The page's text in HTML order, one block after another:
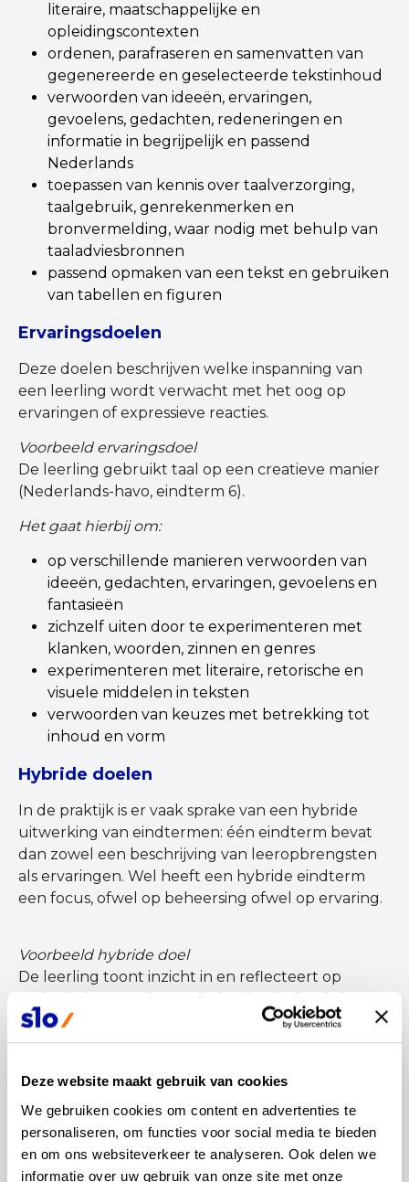
Deze website maakt gebruik van cookies
We gebruiken cookies om content en advertenties te
personaliseren, om functies voor social media te bieden
en om ons websiteverkeer te analyseren. Ook delen we
informatie over uw gebruik van onze site met onze
literaire, maatschappelijke en
opleidingscontexten
ordenen, parafraseren en samenvatten van
gegenereerde en geselecteerde tekstinhoud
verwoorden van ideeën, ervaringen,
gevoelens, gedachten, redeneringen en
informatie in begrijpelijk en passend
Nederlands
toepassen van kennis over taalverzorging,
taalgebruik, genrekenmerken en
bronvermelding, waar nodig met behulp van
taaladviesbronnen
passend opmaken van een tekst en gebruiken
van tabellen en figuren
Ervaringsdoelen
Deze doelen beschrijven welke inspanning van
een leerling wordt verwacht met het oog op
ervaringen of expressieve reacties.
Voorbeeld ervaringsdoel
De leerling gebruikt taal op een creatieve manier
(Nederlands-havo, eindterm 6).
Het gaat hierbij om:
op verschillende manieren verwoorden van
ideeën, gedachten, ervaringen, gevoelens en
fantasieën
zichzelf uiten door te experimenteren met
klanken, woorden, zinnen en genres
experimenteren met literaire, retorische en
visuele middelen in teksten
verwoorden van keuzes met betrekking tot
inhoud en vorm
Hybride doelen
In de praktijk is er vaak sprake van een hybride
uitwerking van eindtermen: één eindterm bevat
dan zowel een beschrijving van leeropbrengsten
als ervaringen. Wel heeft een hybride eindterm
een focus, ofwel op beheersing ofwel op ervaring.
Voorbeeld hybride doel
De leerling toont inzicht in en reflecteert op
eindterm 12).
vergelijken van talen en taalvariëteiten in het
Nederlandse taalgebied
beschrijven van geografische, etnische, sociale
en historische verschillen en overeenkomsten
tussen talen en